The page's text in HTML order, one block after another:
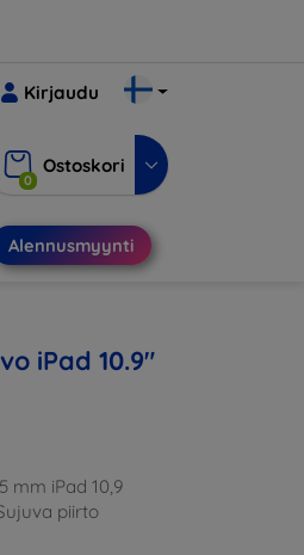
Kirjaudu
0
Ostoskori
Alennusmyynti
iPad 10.9"
mm iPad 10,9
piirto